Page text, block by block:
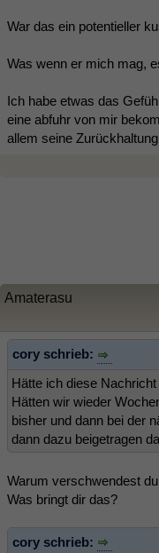
War das ein potentieller
Was wenn er mich mag,
Ich habe etwas das
eine abfuhr von mir
allem seine
Amaterasu
cory schrieb:
Hätte ich diese
Hätten wir wieder
bisher und dann bei der
dann dazu beigetragen
Warum verschwendest
Was bringt dir das?
cory schrieb: